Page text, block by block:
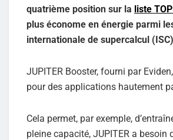
quatrième position sur la liste
plus économe en énergie parmi
internationale de supercalcul
JUPITER Booster, fourni par
pour des applications hautement
Cela permet, par exemple,
pleine capacité, JUPITER a